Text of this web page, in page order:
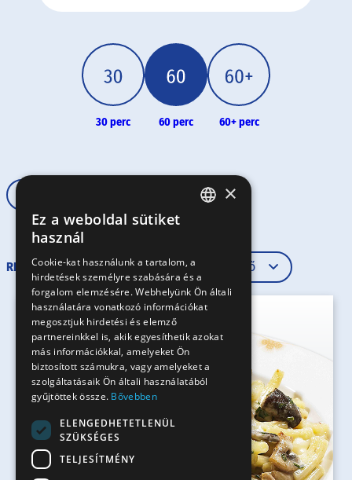
30 perc 60 perc 60+ perc
RENDEZÉS
SK
RO
×
Ez a weboldal sütiket
használ
Cookie-kat használunk a tartalom, a
hirdetések személyre szabására és a
forgalom elemzésére. Webhelyünk Ön általi
használatára vonatkozó információkat
megosztjuk hirdetési és elemző
partnereinkkel is, akik egyesíthetik azokat
más információkkal, amelyeket Ön
biztosított számukra, vagy amelyeket a
szolgáltatásaik Ön általi használatából
gyűjtöttek össze. Bővebben
ELENGEDHETETLENÜL
SZÜKSÉGES
TELJESÍTMÉNY